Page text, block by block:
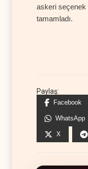
askeri seçenek
tamamladı.
Paylaş:
Facebook
WhatsApp
X